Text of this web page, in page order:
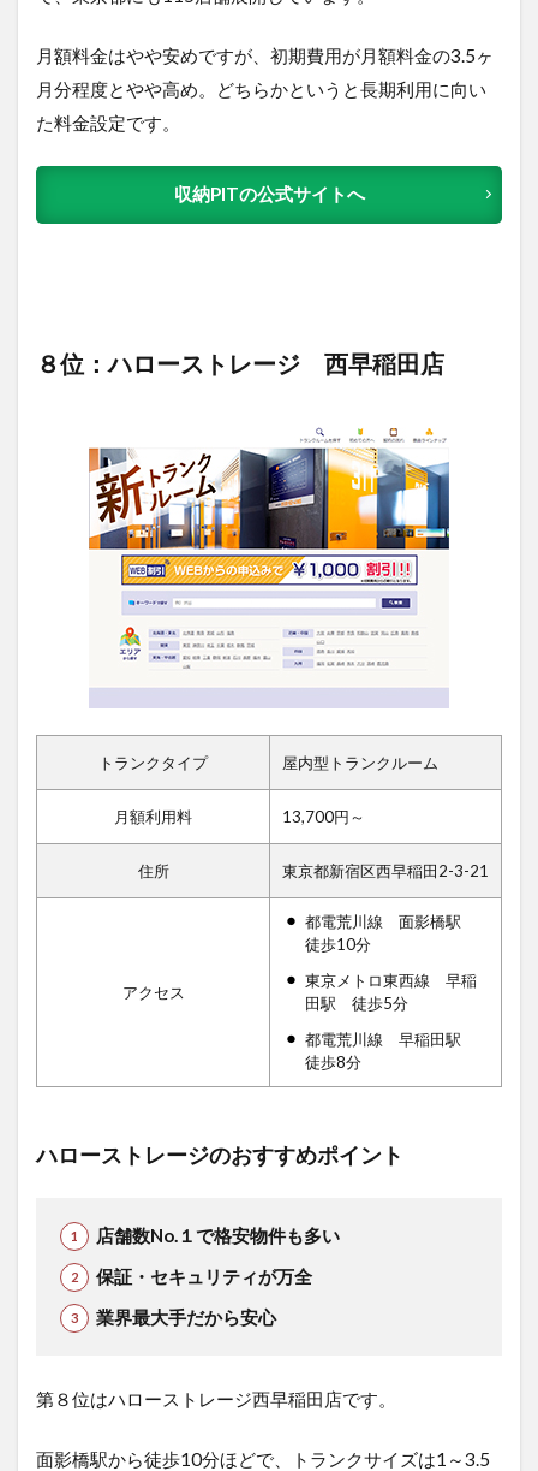
月額料金はやや安めですが、初期費用が月額料金の3.5ヶ
月分程度とやや高め。どちらかというと長期利用に向い
た料金設定です。
収納PITの公式サイトへ
８位：ハローストレージ 西早稲田店
トランクタイプ 屋内型トランクルーム
月額利用料 13,700円～
住所 東京都新宿区西早稲田2-3-21
アクセス
都電荒川線 面影橋駅
徒歩10分
東京メトロ東西線 早稲
田駅 徒歩5分
都電荒川線 早稲田駅
徒歩8分
ハローストレージのおすすめポイント
店舗数No.１で格安物件も多い
保証・セキュリティが万全
業界最大手だから安心
第８位はハローストレージ西早稲田店です。
面影橋駅から徒歩10分ほどで、トランクサイズは1～3.5